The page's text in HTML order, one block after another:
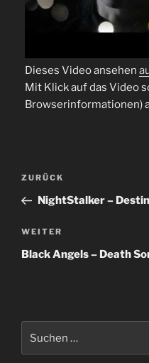
Dieses Video ansehen
Mit Klick auf das Video
Browserinformationen)
Beitragsnavigation
Vorheriger
Beitrag
ZURÜCK
NightStalker –
Nächster
Beitrag
WEITER
Black Angels – Death
nach: